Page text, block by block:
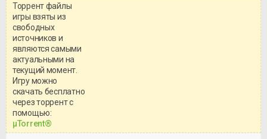
системными требованиями и
Торрент файлы
игры взяты из
свободных
источников и
являются самыми
актуальными на
текущий момент.
Игру можно
скачать бесплатно
через торрент с
помощью:
μTorrent®